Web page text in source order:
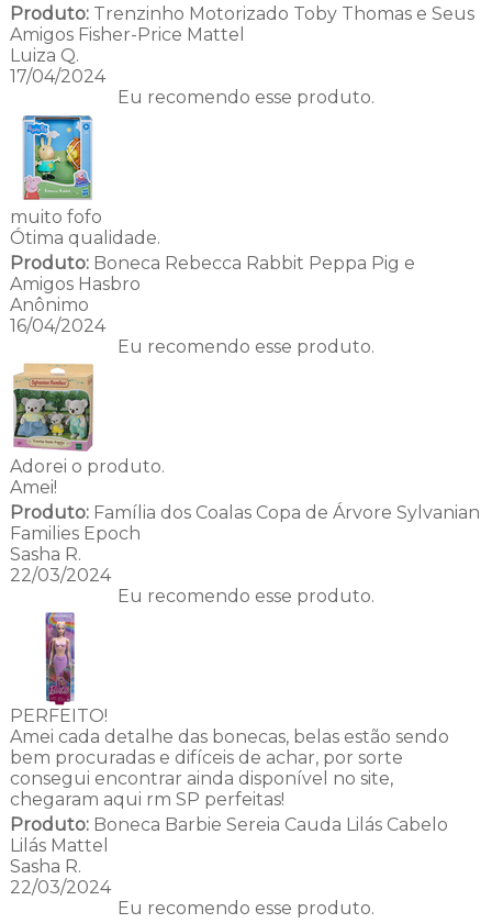
Produto:Trenzinho Motorizado Toby Thomas e Seus
Amigos Fisher-Price Mattel
Luiza Q.
17/04/2024
Eu recomendo esse produto.
muito fofo
Ótima qualidade.
Produto:Boneca Rebecca Rabbit Peppa Pig e
Amigos Hasbro
Anônimo
16/04/2024
Eu recomendo esse produto.
Adorei o produto.
Amei!
Produto:Família dos Coalas Copa de Árvore Sylvanian
Families Epoch
Sasha R.
22/03/2024
Eu recomendo esse produto.
PERFEITO!
Amei cada detalhe das bonecas, belas estão sendo
bem procuradas e difíceis de achar, por sorte
consegui encontrar ainda disponível no site,
chegaram aqui rm SP perfeitas!
Produto:Boneca Barbie Sereia Cauda Lilás Cabelo
Lilás Mattel
Sasha R.
22/03/2024
Eu recomendo esse produto.